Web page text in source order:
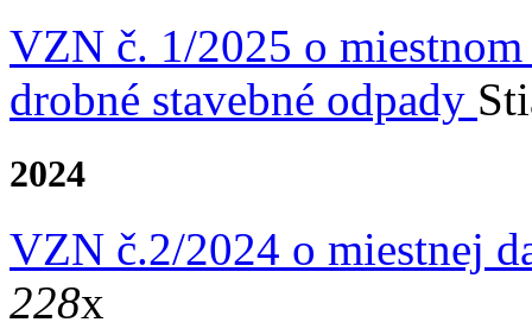
VZN č. 1/2025 o
drobné stavebné odpady
2024
VZN č.2/2024 o miestnej
228x